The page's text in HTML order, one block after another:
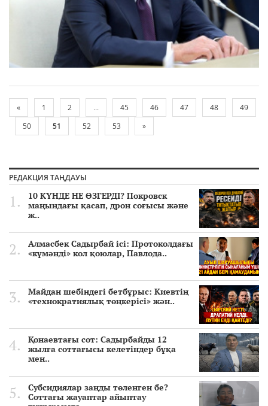
« 1 2 ... 45 46 47 48
49
50
51 52 53 »
РЕДАКЦИЯ ТАҢДАУЫ
10 КҮНДЕ НЕ ӨЗГЕРДІ? Покровск
маңындағы қасап, дрон соғысы және
ж..
Алмасбек Садырбай ісі: Протоколдағы
«күмәнді» кол қоюлар, Павлода..
Майдан шебіндегі бетбұрыс: Киевтің
«технократиялық төңкерісі» жән..
Қонаевтағы сот: Садырбайды 12
жылға соттағысы келетіндер бұқа
мен..
Субсидиялар заңды төленген бе?
Соттағы жауаптар айыптау